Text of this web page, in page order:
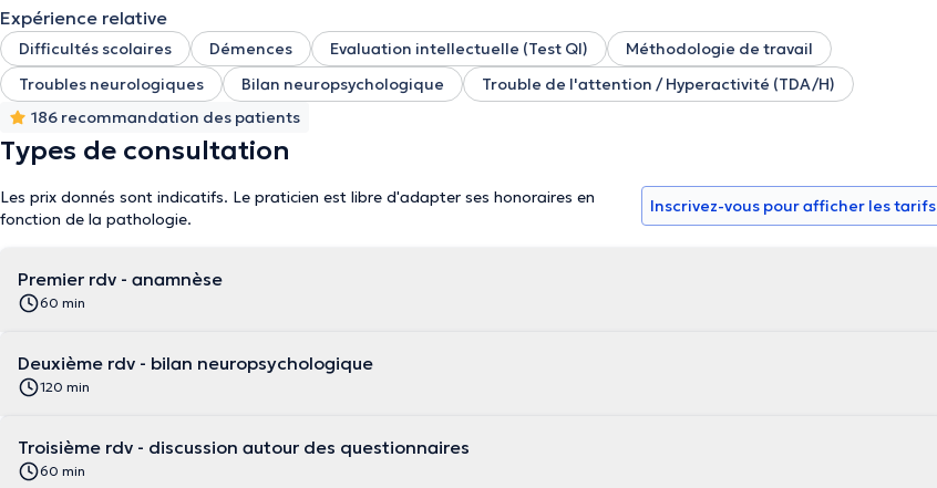
Expérience relative
Difficultés scolaires Démences Evaluation intellectuelle (Test QI)
Méthodologie de travail
Troubles neurologiques
Bilan neuropsychologique
Trouble de l'attention / Hyperactivité (TDA/H)
186 recommandation des patients
Types de consultation
Les prix donnés sont indicatifs. Le praticien est libre d'adapter ses honoraires en
fonction de la pathologie.
Inscrivez-vous pour afficher les tarifs
Premier rdv - anamnèse
60 min
Deuxième rdv - bilan neuropsychologique
120 min
Troisième rdv - discussion autour des questionnaires
60 min